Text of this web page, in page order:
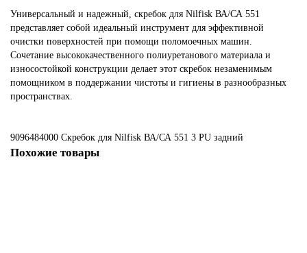
Универсальный и надежный, скребок для Nilfisk ВА/СА 551
представляет собой идеальный инструмент для эффективной
очистки поверхностей при помощи поломоечных машин.
Сочетание высококачественного полиуретанового материала и
износостойкой конструкции делает этот скребок незаменимым
помощником в поддержании чистоты и гигиены в разнообразных
пространствах.
9096484000 Скребок для Nilfisk ВА/СА 551 3 PU задний
Похожие товары